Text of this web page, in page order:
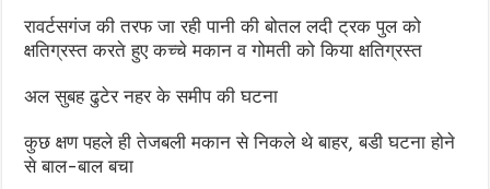
रावर्टसगंज की तरफ जा रही पानी की बोतल लदी ट्रक पुल को
क्षतिग्रस्त करते हुए कच्चे मकान व गोमती को किया क्षतिग्रस्त
अल सुबह ढुटेर नहर के समीप की घटना
कुछ क्षण पहले ही तेजबली मकान से निकले थे बाहर, बडी घटना होने
से बाल-बाल बचा